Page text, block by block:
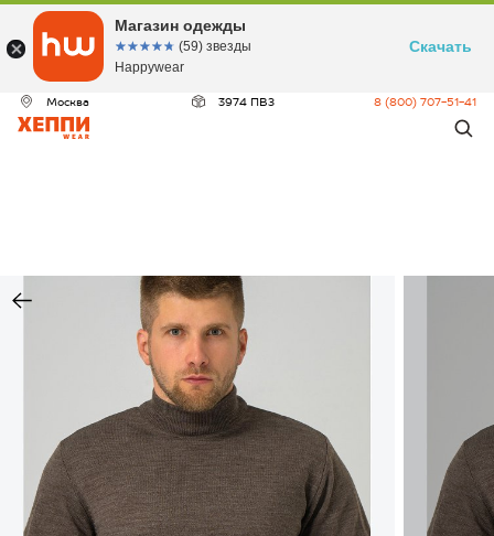
Москва 3974 ПВЗ 8 (800) 707-51-41
Магазин одежды
☆☆☆☆☆
★★★★★ (59) звезды
Happywear
Скачать